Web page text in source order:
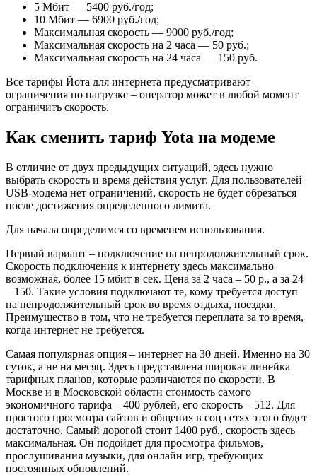
5 Мбит — 5400 руб./год;
10 Мбит — 6900 руб./год;
Максимальная скорость — 9000 руб./год;
Максимальная скорость на 2 часа — 50 руб.;
Максимальная скорость на 24 часа — 150 руб.
Все тарифы Йота для интернета предусматривают
ограничения по нагрузке – оператор может в любой момент
ограничить скорость.
Как сменить тариф Yota на модеме
В отличие от двух предыдущих ситуаций, здесь нужно
выбрать скорость и время действия услуг. Для пользователей
USB-модема нет ограничений, скорость не будет обрезаться
после достижения определенного лимита.
Для начала определимся со временем использования.
Первый вариант – подключение на непродолжительный срок.
Скорость подключения к интернету здесь максимально
возможная, более 15 мбит в сек. Цена за 2 часа – 50 р., а за 24
– 150. Такие условия подключают те, кому требуется доступ
на непродолжительный срок во время отдыха, поездки.
Преимущество в том, что не требуется переплата за то время,
когда интернет не требуется.
Самая популярная опция – интернет на 30 дней. Именно на 30
суток, а не на месяц. Здесь представлена широкая линейка
тарифных планов, которые различаются по скорости. В
Москве и в Московской области стоимость самого
экономичного тарифа – 400 рублей, его скорость – 512. Для
простого просмотра сайтов и общения в соц сетях этого будет
достаточно. Самый дорогой стоит 1400 руб., скорость здесь
максимальная. Он подойдет для просмотра фильмов,
прослушивания музыки, для онлайн игр, требующих
постоянных обновлений.